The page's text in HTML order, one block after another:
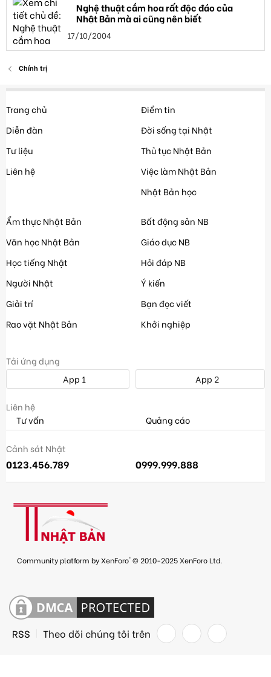
Nghệ thuật cắm hoa rất độc đáo của
Nhật Bản mà ai cũng nên biết
17/10/2004
Chính trị
Trang chủ
Diễn đàn
Tư liệu
Liên hệ
Điểm tin
Đời sống tại Nhật
Thủ tục Nhật Bản
Việc làm Nhật Bản
Nhật Bản học
Ẩm thực Nhật Bản
Văn học Nhật Bản
Học tiếng Nhật
Người Nhật
Giải trí
Rao vặt Nhật Bản
Bất động sản NB
Giáo dục NB
Hỏi đáp NB
Ý kiến
Bạn đọc viết
Khởi nghiệp
Tải ứng dụng
App 1
App 2
Liên hệ
Tư vấn
Quảng cáo
Cảnh sát Nhật
0123.456.789 0999.999.888
Community platform by XenForo® © 2010-2025 XenForo Ltd.
RSS Theo dõi chúng tôi trên